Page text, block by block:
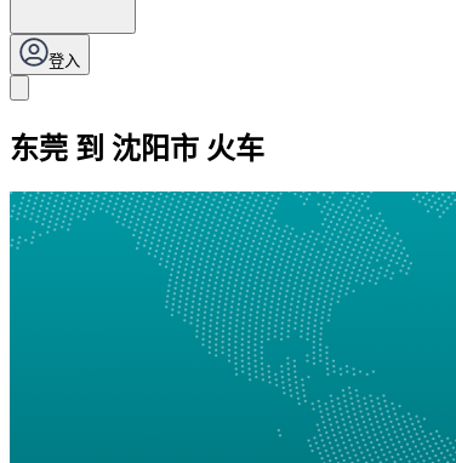
登入
东莞 到 沈阳市 火车